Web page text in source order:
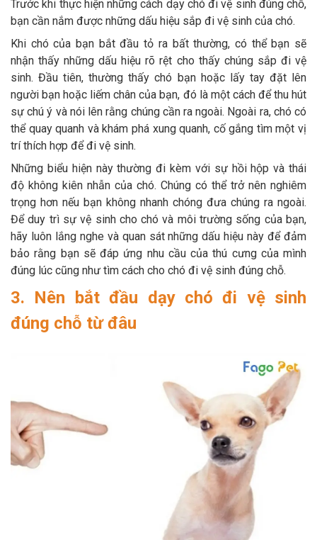
Trước khi thực hiện những cách dạy chó đi vệ sinh đúng chỗ,
bạn cần nắm được những dấu hiệu sắp đi vệ sinh của chó.
Khi chó của bạn bắt đầu tỏ ra bất thường, có thể bạn sẽ
nhận thấy những dấu hiệu rõ rệt cho thấy chúng sắp đi vệ
sinh. Đầu tiên, thường thấy chó bạn hoặc lấy tay đặt lên
người bạn hoặc liếm chân của bạn, đó là một cách để thu hút
sự chú ý và nói lên rằng chúng cần ra ngoài. Ngoài ra, chó có
thể quay quanh và khám phá xung quanh, cố gắng tìm một vị
trí thích hợp để đi vệ sinh.
Những biểu hiện này thường đi kèm với sự hồi hộp và thái
độ không kiên nhẫn của chó. Chúng có thể trở nên nghiêm
trọng hơn nếu bạn không nhanh chóng đưa chúng ra ngoài.
Để duy trì sự vệ sinh cho chó và môi trường sống của bạn,
hãy luôn lắng nghe và quan sát những dấu hiệu này để đảm
bảo rằng bạn sẽ đáp ứng nhu cầu của thú cưng của mình
đúng lúc cũng như tìm cách cho chó đi vệ sinh đúng chỗ.
3. Nên bắt đầu dạy chó đi vệ sinh
đúng chỗ từ đâu